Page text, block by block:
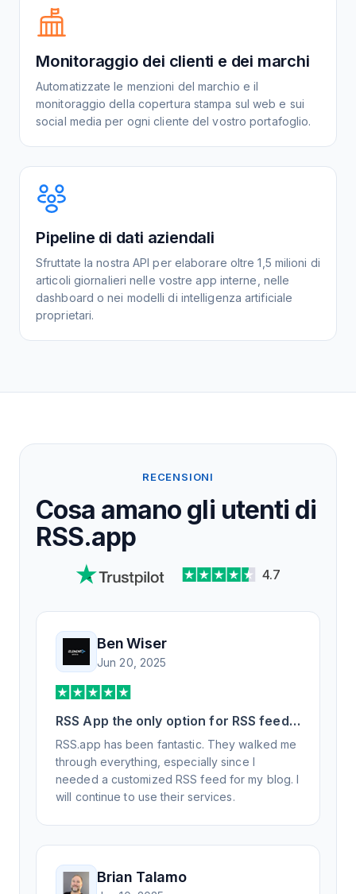
Monitoraggio dei clienti e dei marchi
Automatizzate le menzioni del marchio e il
monitoraggio della copertura stampa sul web e sui
social media per ogni cliente del vostro portafoglio.
Pipeline di dati aziendali
Sfruttate la nostra API per elaborare oltre 1,5 milioni di
articoli giornalieri nelle vostre app interne, nelle
dashboard o nei modelli di intelligenza artificiale
proprietari.
RECENSIONI
Cosa amano gli utenti di
RSS.app
4.7
Ben Wiser
Jun 20, 2025
RSS App the only option for RSS feed
generation
RSS.app has been fantastic. They walked me
through everything, especially since I
needed a customized RSS feed for my blog. I
will continue to use their services.
Brian Talamo